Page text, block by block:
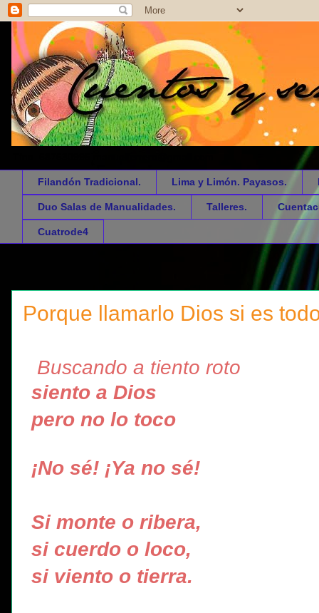
Filandón Tradicional. Lima y Limón. Payasos.
Duo Salas de Manualidades. Talleres.
Cuatrode4
Porque llamarlo Dios si es
Buscando a tiento roto
siento a Dios
pero no lo toco
¡No sé! ¡Ya no sé!
Si monte o ribera,
si cuerdo o loco,
si viento o tierra.